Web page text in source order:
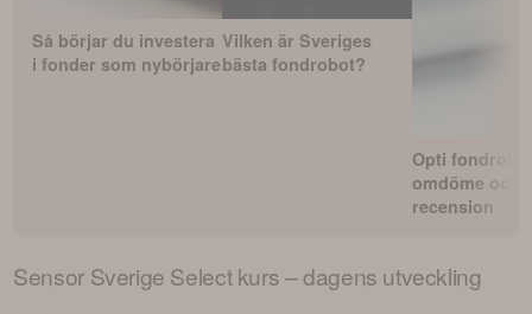
Så börjar du investera
i fonder som nybörjare
Vilken är Sveriges
bästa fondrobot?
Opti
omdöme och
recension
Sensor Sverige Selectkurs – dagens utveckling